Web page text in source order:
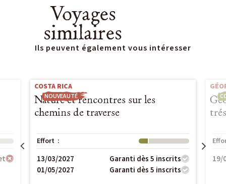
Voyages
similaires
Ils peuvent également vous intéresser
NOUVEAUTÉ
COSTA RICA
Nature et rencontres sur les
chemins de traverse
Effort :
13/03/2027
Garanti dès 5 inscrits
01/05/2027
Garanti dès 5 inscrits
19/